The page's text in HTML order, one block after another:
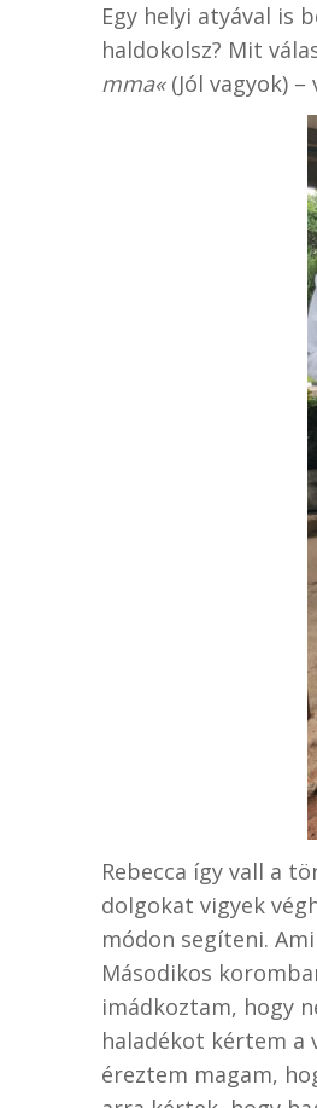
Egy helyi atyával is
haldokolsz? Mit
mma«(Jól vagyok) –
Rebecca így vall a
dolgokat vigyek
módon segíteni.
Másodikos
imádkoztam, hogy
haladékot kértem a
éreztem magam,